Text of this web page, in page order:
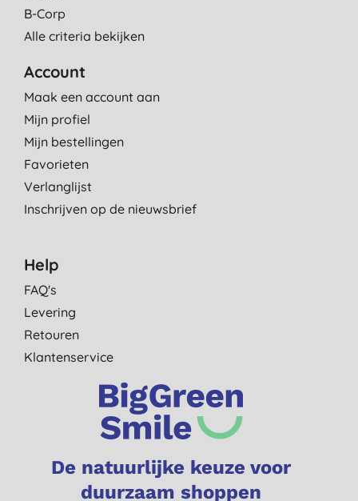
B-Corp
Alle criteria bekijken
Account
Maak een account aan
Mijn profiel
Mijn bestellingen
Favorieten
Verlanglijst
Inschrijven op de nieuwsbrief
Help
FAQ's
Levering
Retouren
Klantenservice
De natuurlijke keuze voor
duurzaam shoppen